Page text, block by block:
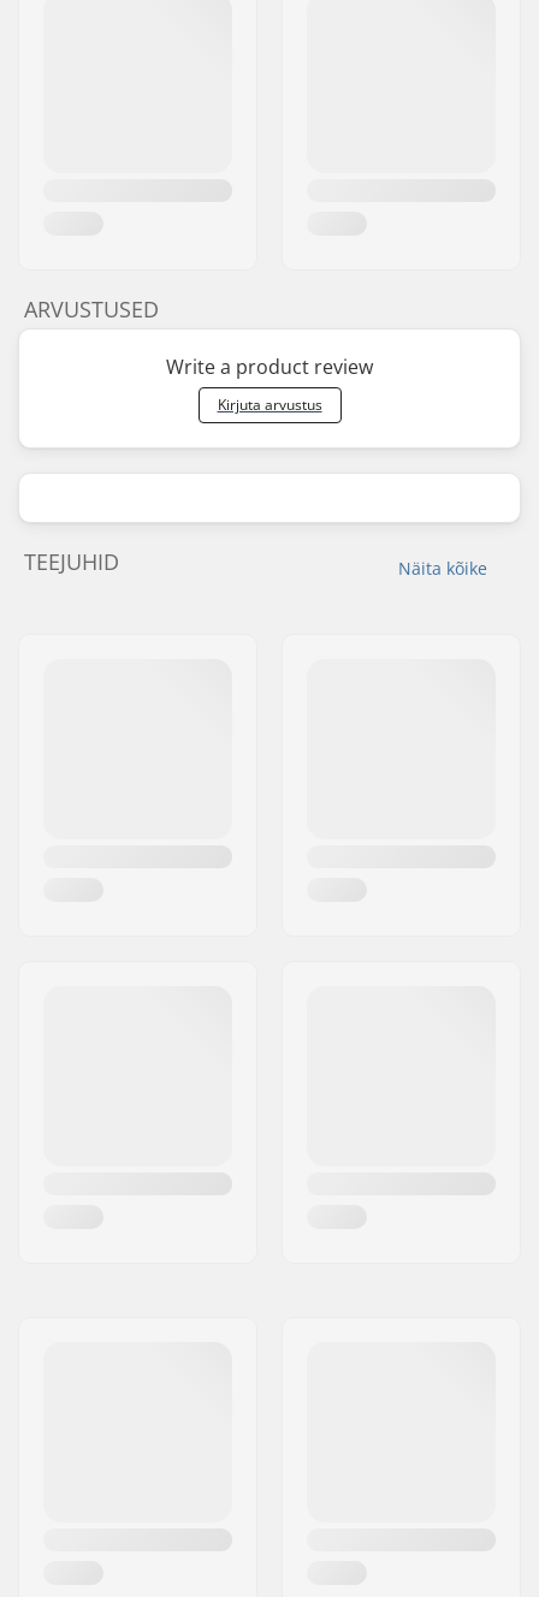
ARVUSTUSED
Write a product review
Kirjuta arvustus
Näita kõike
TEEJUHID